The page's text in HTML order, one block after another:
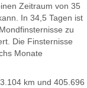
Zeitraum von 35
In 34,5 Tagen ist
zu
Die Finsternisse
Monate
km und 405.696